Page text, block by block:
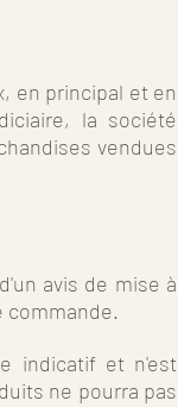
en principal et en
la société
vendues
avis de mise à
commande.
indicatif et n'est
ne pourra pas